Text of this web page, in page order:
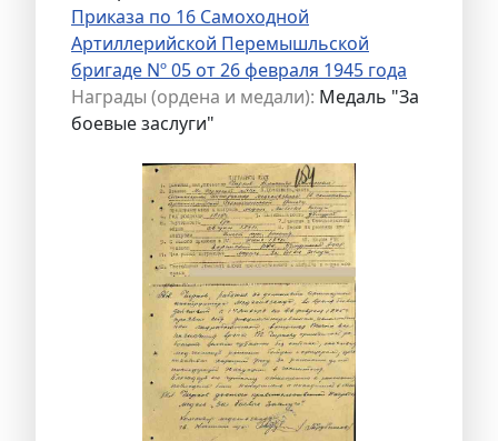
Приказа по 16 Самоходной
Артиллерийской Перемышльской
бригаде Nº 05 от 26 февраля 1945 года
Награды (ордена и медали): Медаль "За
боевые заслуги"